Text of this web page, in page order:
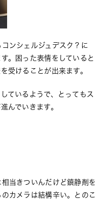
ンシェルジュデスク？に
。困った表情をしていると
受けることが出来ます。
ているようで、とってもス
んでいきます。
当きついんだけど鎮静剤を
カメラは結構辛い。とのこ